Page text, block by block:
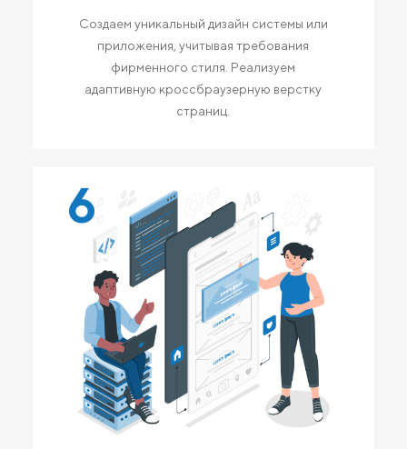
Создаем уникальный дизайн системы или
приложения, учитывая требования
фирменного стиля. Реализуем
адаптивную кроссбраузерную верстку
страниц.
6